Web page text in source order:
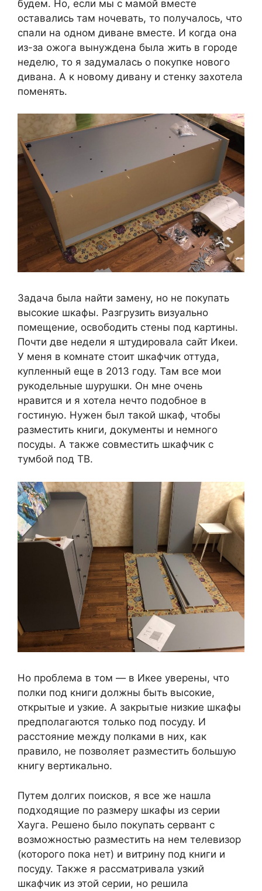
будем. Но, если мы с мамой вместе
оставались там ночевать, то получалось, что
спали на одном диване вместе. И когда она
из-за ожога вынуждена была жить в городе
неделю, то я задумалась о покупке нового
дивана. А к новому дивану и стенку захотела
поменять.
Задача была найти замену, но не покупать
высокие шкафы. Разгрузить визуально
помещение, освободить стены под картины.
Почти две недели я штудировала сайт Икеи.
У меня в комнате стоит шкафчик оттуда,
купленный еще в 2013 году. Там все мои
рукодельные шурушки. Он мне очень
нравится и я хотела нечто подобное в
гостиную. Нужен был такой шкаф, чтобы
разместить книги, документы и немного
посуды. А также совместить шкафчик с
тумбой под ТВ.
Но проблема в том — в Икее уверены, что
полки под книги должны быть высокие,
открытые и узкие. А закрытые низкие шкафы
предполагаются только под посуду. И
расстояние между полками в них, как
правило, не позволяет разместить большую
книгу вертикально.
Путем долгих поисков, я все же нашла
подходящие по размеру шкафы из серии
Хауга. Решено было покупать сервант с
возможностью разместить на нем телевизор
(которого пока нет) и витрину под книги и
посуду. Также я рассматривала узкий
шкафчик из этой серии, но решила